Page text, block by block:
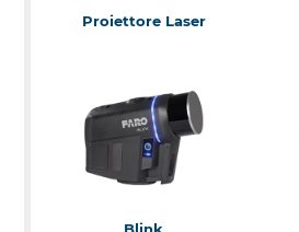
Proiettore Laser
Tracer